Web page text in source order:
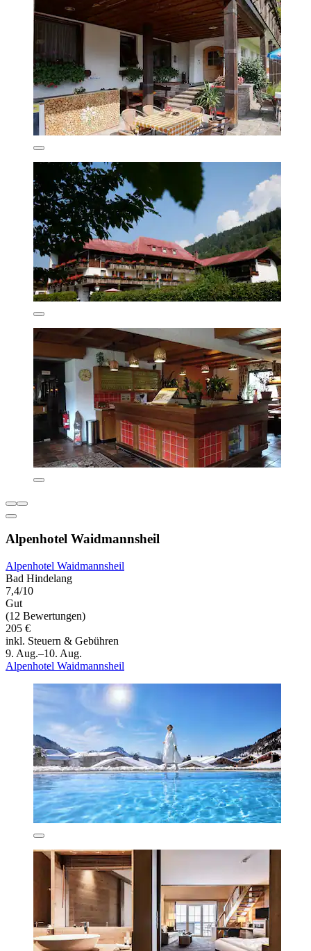
Alpenhotel Waidmannsheil
Alpenhotel Waidmannsheil
Bad Hindelang
7,4/10
Gut
(12 Bewertungen)
205 €
inkl. Steuern & Gebühren
9. Aug.–10. Aug.
Alpenhotel Waidmannsheil